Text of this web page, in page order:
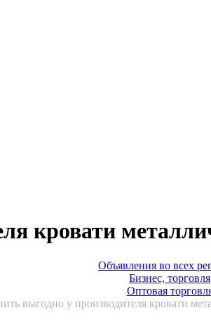
кровати
Объявления во всех
Бизнес, торговля
Оптовая
выгодно у производителя кровати